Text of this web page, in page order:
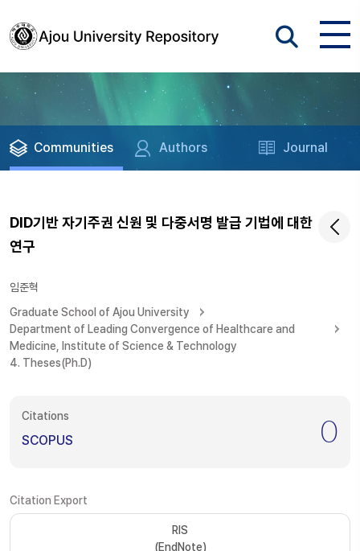
Communities Authors Journal
DID기반 자기주권 신원 및 다중서명 발급 기법에 대한
연구
임준혁
Graduate School of Ajou University
Department of Leading Convergence of Healthcare and
Medicine, Institute of Science & Technology
4. Theses(Ph.D)
Citations
SCOPUS 0
Citation Export
RIS
(EndNote)